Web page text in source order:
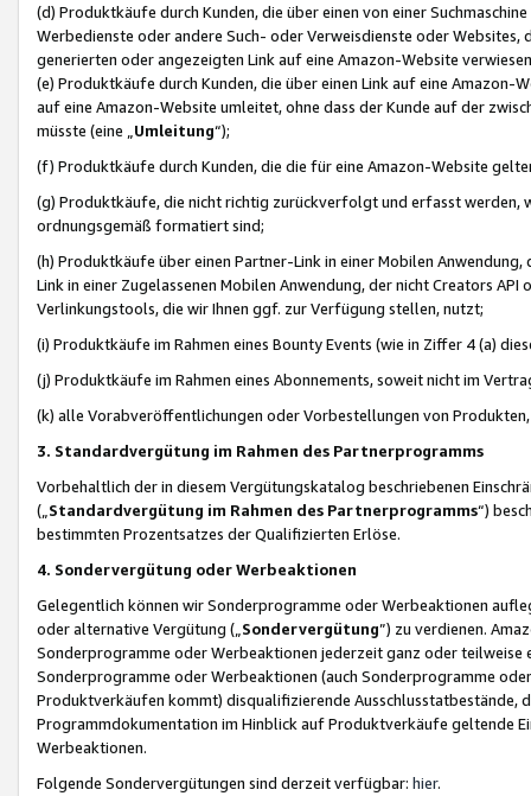
(d) Produktkäufe durch Kunden, die über einen von einer
Werbedienste oder andere Such- oder Verweisdienste oder Websites,
generierten oder angezeigten Link auf eine Amazon-Website
(e) Produktkäufe durch Kunden, die über einen Link auf eine
auf eine Amazon-Website umleitet, ohne dass der Kunde auf der
müsste (eine „ Umleitung“);
(f) Produktkäufe durch Kunden, die die für eine Amazon-Website
(g) Produktkäufe, die nicht richtig zurückverfolgt und erfasst werden,
ordnungsgemäß formatiert sind;
(h) Produktkäufe über einen Partner-Link in einer Mobilen
Link in einer Zugelassenen Mobilen Anwendung, der nicht Creators
Verlinkungstools, die wir Ihnen ggf. zur Verfügung stellen, nutzt;
(i) Produktkäufe im Rahmen eines Bounty Events (wie in Ziffer 4 (a)
(j) Produktkäufe im Rahmen eines Abonnements, soweit nicht im
(k) alle Vorabveröffentlichungen oder Vorbestellungen von
3. Standardvergütung im Rahmen des Partnerprogramms
Vorbehaltlich der in diesem Vergütungskatalog beschriebenen
(„ Standardvergütung im Rahmen des Partnerprogramms“)
bestimmten Prozentsatzes der Qualifizierten Erlöse.
4. Sondervergütung oder Werbeaktionen
Gelegentlich können wir Sonderprogramme oder Werbeaktionen
oder alternative Vergütung („ Sondervergütung”) zu verdienen.
Sonderprogramme oder Werbeaktionen jederzeit ganz oder
Sonderprogramme oder Werbeaktionen (auch Sonderprogramme
Produktverkäufen kommt) disqualifizierende Ausschlusstatbestände,
Programmdokumentation im Hinblick auf Produktverkäufe geltende
Werbeaktionen.
Folgende Sondervergütungen sind derzeit verfügbar: hier.